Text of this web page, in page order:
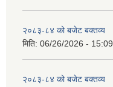
२०८३-८४ को बजेट बक्तव्य
मिति: 06/26/2026 - 15:09
२०८३-८४ को बजेट बक्तव्य